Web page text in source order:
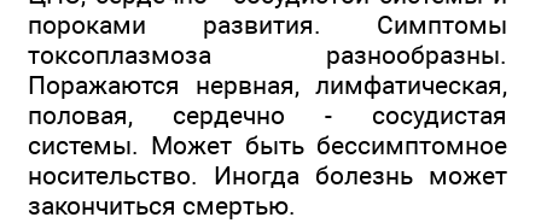
пороками развития. Симптомы
токсоплазмоза разнообразны.
Поражаются нервная, лимфатическая,
половая, сердечно - сосудистая
системы. Может быть бессимптомное
носительство. Иногда болезнь может
закончиться смертью.